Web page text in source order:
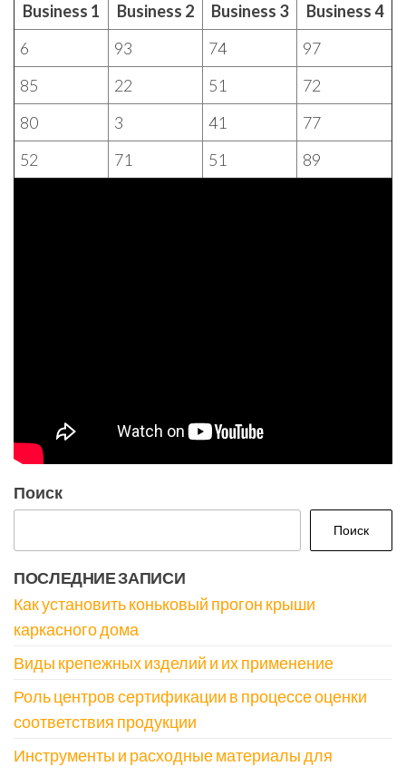
Business 1 Business 2 Business 3
Business 4
6
93 74
97
85
22 51
72
80
3 41
77
52
71 51 89
Поиск
Поиск
ПОСЛЕДНИЕ ЗАПИСИ
Как установить коньковый прогон крыши
каркасного дома
Виды крепежных изделий и их применение
Роль центров сертификации в процессе оценки
соответствия продукции
Инструменты и расходные материалы для